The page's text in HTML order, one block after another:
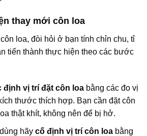
thay mới côn loa
loa, đòi hỏi ở bạn tính chỉn chu, tỉ
tiến thành thực hiện theo các bước
định vị trí đặt côn loa bằng các đo vị
thước thích hợp. Bạn cần đặt côn
thật khít, không nên để bị hở.
hãycố định vị trí côn loabằng